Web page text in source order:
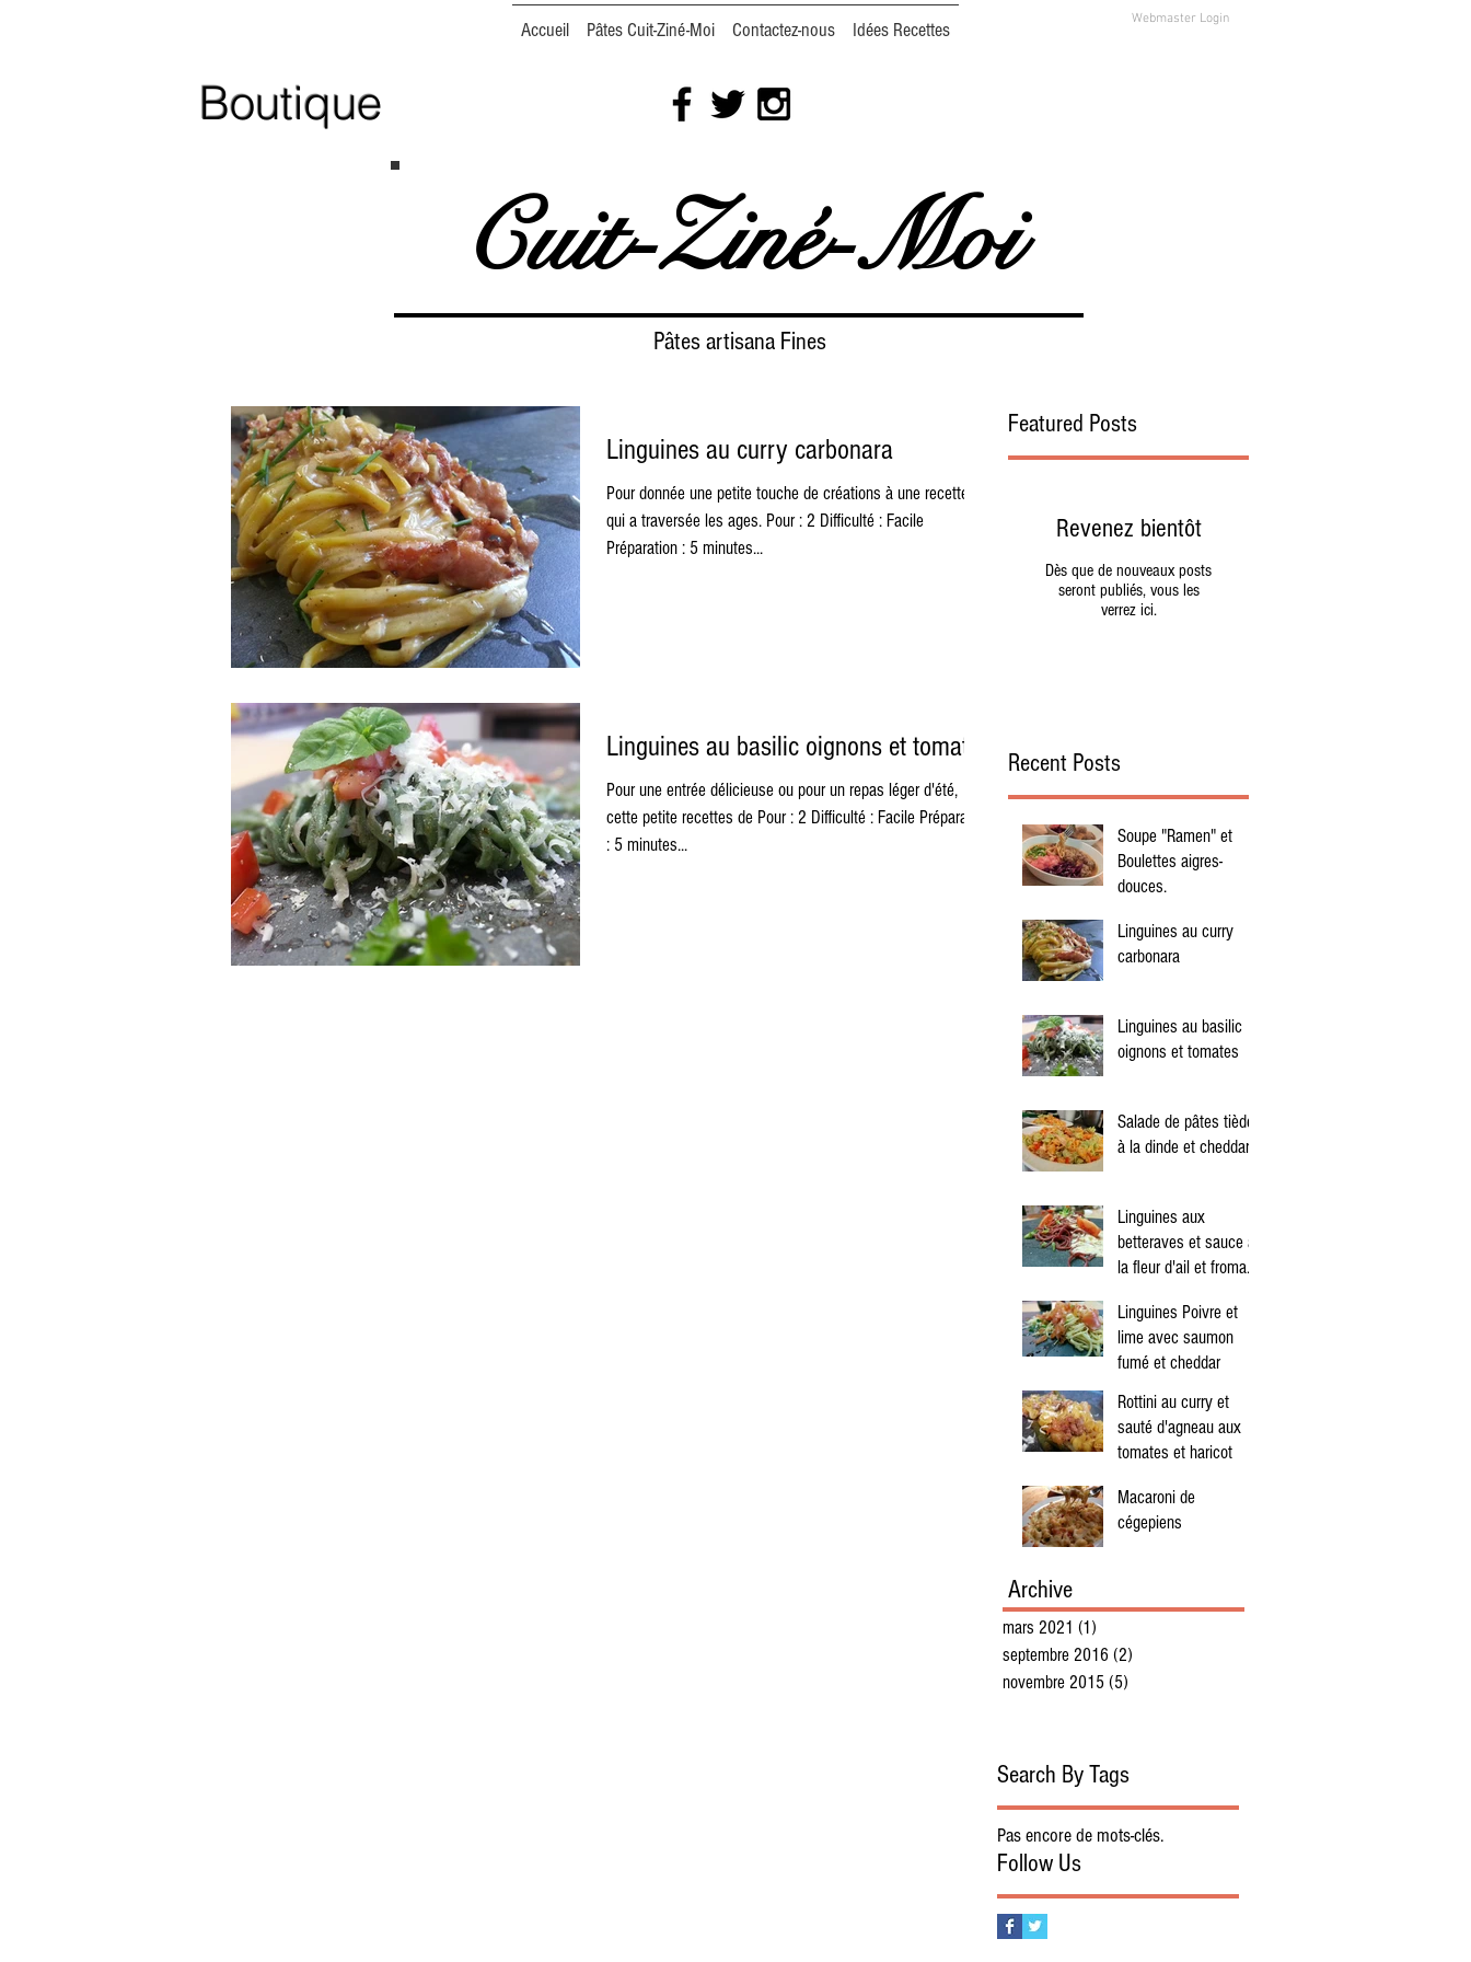
Accueil Pâtes Cuit-Ziné-Moi Contactez-nous Idées Recettes Webmaster Login
Linguines au curry carbonara
Pour donnée une petite touche de créations à une recette
qui a traversée les ages. Pour : 2 Difficulté : Facile
Préparation : 5 minutes...
Linguines au basilic oignons et tomates
Pour une entrée délicieuse ou pour un repas léger d'été,
cette petite recettes de Pour : 2 Difficulté : Facile Préparation
: 5 minutes...
Featured Posts
Revenez bientôt
Dès que de nouveaux posts
seront publiés, vous les
verrez ici.
Recent Posts
Soupe "Ramen" et
Boulettes aigres-
douces.
Linguines au curry
carbonara
Linguines au basilic
oignons et tomates
Salade de pâtes tiède
à la dinde et cheddar
Linguines aux
betteraves et sauce à
la fleur d'ail et fromage
Linguines Poivre et
lime avec saumon
fumé et cheddar
Rottini au curry et
sauté d'agneau aux
tomates et haricot
Macaroni de
cégepiens
Archive
mars 2021 (1)
septembre 2016 (2)
novembre 2015 (5)
Search By Tags
Pas encore de mots-clés.
Follow Us
Cuit-Ziné-Moi
Pâtes artisana Fines
Boutique